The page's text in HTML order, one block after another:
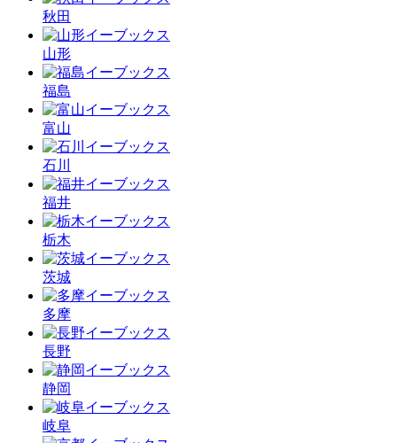
秋田
山形
福島
富山
石川
福井
栃木
茨城
多摩
長野
静岡
岐阜